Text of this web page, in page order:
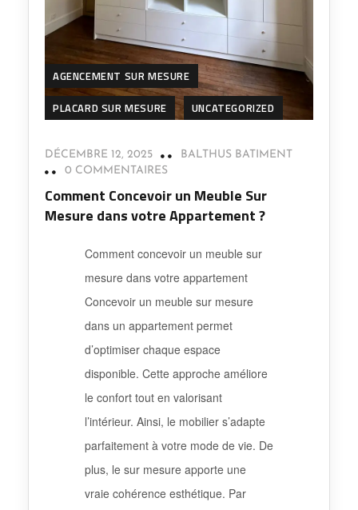
AGENCEMENT SUR MESURE
PLACARD SUR MESURE
UNCATEGORIZED
DÉCEMBRE 12, 2025
BALTHUS BATIMENT
0 COMMENTAIRES
Comment Concevoir un Meuble Sur
Mesure dans votre Appartement ?
Comment concevoir un meuble sur
mesure dans votre appartement
Concevoir un meuble sur mesure
dans un appartement permet
d’optimiser chaque espace
disponible. Cette approche améliore
le confort tout en valorisant
l’intérieur. Ainsi, le mobilier s’adapte
parfaitement à votre mode de vie. De
plus, le sur mesure apporte une
vraie cohérence esthétique. Par